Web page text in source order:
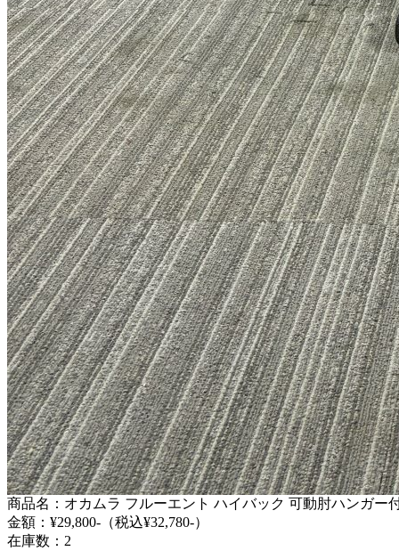
商品名：オカムラ フルーエント ハイバック 可動肘ハンガー
金額：¥29,800-（税込¥32,780-）
在庫数：2